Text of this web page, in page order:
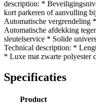
description: *
kort parkeren of aanvulling
Automatische vergrendeling
Automatische afdekking
sleutelservice * Solide
Technical description: *
* Luxe mat zwarte polyester
Specificaties
Product